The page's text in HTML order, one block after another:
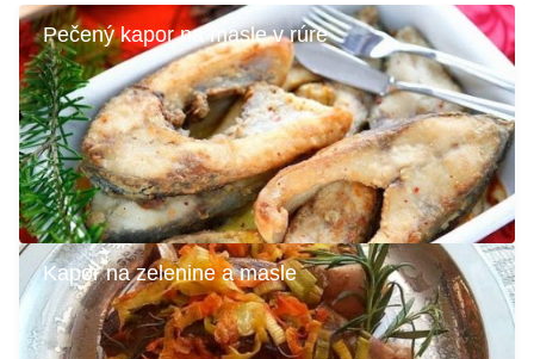
Pečený kapor na masle v rúre
Kapor na zelenine a masle